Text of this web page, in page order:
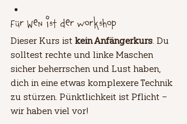
Für wen ist der Workshop
Dieser Kurs ist kein Anfängerkurs. Du
solltest rechte und linke Maschen
sicher beherrschen und Lust haben,
dich in eine etwas komplexere Technik
zu stürzen. Pünktlichkeit ist Pflicht –
wir haben viel vor!